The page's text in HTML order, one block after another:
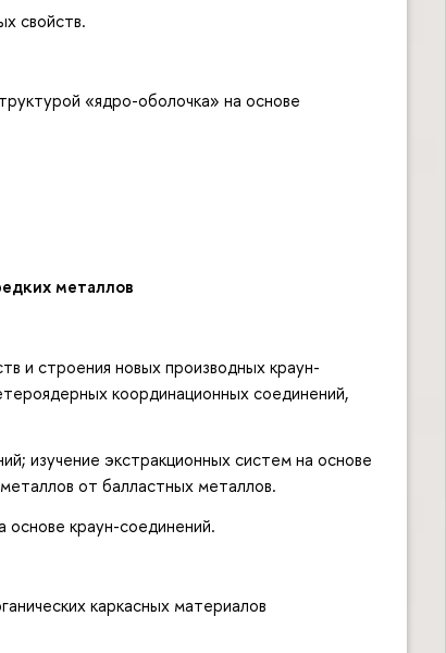
свойств.
«ядро-оболочка» на основе
металлов
и строения новых производных краун-
координационных соединений,
изучение экстракционных систем на основе
от балластных металлов.
краун-соединений.
каркасных материалов